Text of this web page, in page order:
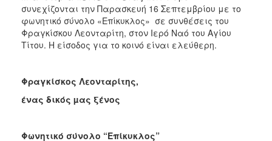
συνεχίζονται την Παρασκευή 16 Σεπτεμβρίου με το
φωνητικό σύνολο «Επίκυκλος» σε συνθέσεις του
Φραγκίσκου Λεονταρίτη, στον Ιερό Ναό του Αγίου
Τίτου. Η είσοδος για το κοινό είναι ελεύθερη.
Φραγκίσκος Λεονταρίτης,
ένας δικός µας ξένος
Φωνητικό σύνολο “Επίκυκλος”